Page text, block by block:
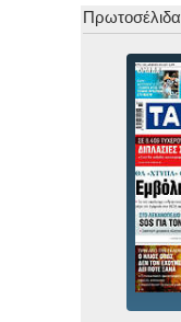
Πρωτοσέλιδα